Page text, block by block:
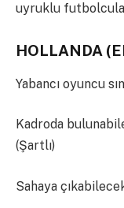
uyruklu
HOLLANDA
Yabancı oyuncu
Kadroda
(Şartlı)
Sahaya